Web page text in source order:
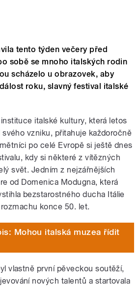
tento týden večery před
sobě se mnoho italských rodin
scházelo u obrazovek, aby
roku, slavný festival italské
italské kultury, která letos
vzniku, přitahuje každoročně
po celé Evropě si ještě dnes
kdy si některé z vítězných
svět. Jedním z nejzářnějších
od Domenica Modugna, která
bezstarostného ducha Itálie
konce 50. let.
Mohou italská muzea řídit
vlastně první pěveckou soutěží,
nových talentů a startovala